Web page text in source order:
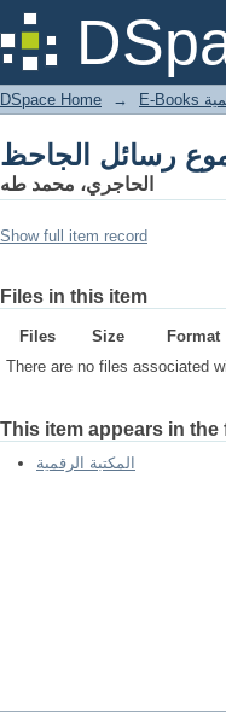
DSpace Home →
الحاجري، محمد طه
Show full item record
Files in this item
Files Size Format
There are no files associated
This item appears in
المكتبة الرقمية